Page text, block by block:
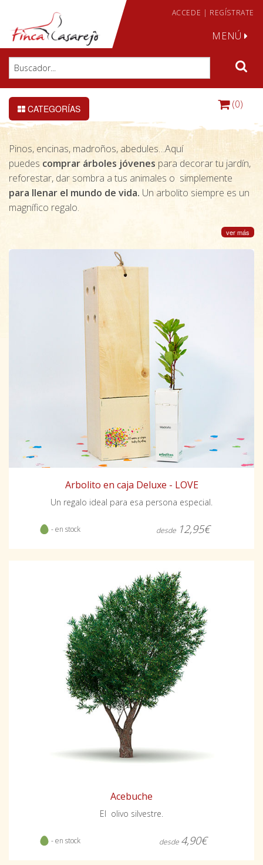
ACCEDE | REGÍSTRATE
MENÚ
CATEGORÍAS (0)
Pinos, encinas, madroños, abedules…Aquí
puedes comprar árboles jóvenes para decorar tu jardín,
reforestar, dar sombra a tus animales o simplemente
para llenar el mundo de vida. Un arbolito siempre es un
magnífico regalo.
ver más
Arbolito en caja Deluxe - LOVE
Un regalo ideal para esa persona especial.
- en stock desde 12,95€
Acebuche
El olivo silvestre.
- en stock desde 4,90€